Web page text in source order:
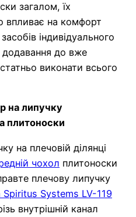
загалом, їх
впливає на комфорт
індивідуального
додавання до вже
виконати всього
на липучку
плитоноски
на плечовій ділянці
чохол плитоноски
плечову липучку
Spiritus Systems LV-119
внутрішній канал